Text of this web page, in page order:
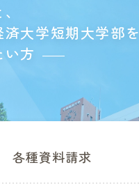
済大学短期大学部を
い方
各種資料請求